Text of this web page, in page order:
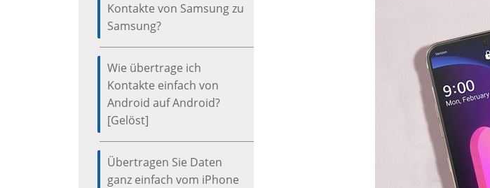
Kontakte von Samsung zu
Samsung?
Wie übertrage ich
Kontakte einfach von
Android auf Android?
[Gelöst]
Übertragen Sie Daten
ganz einfach vom iPhone